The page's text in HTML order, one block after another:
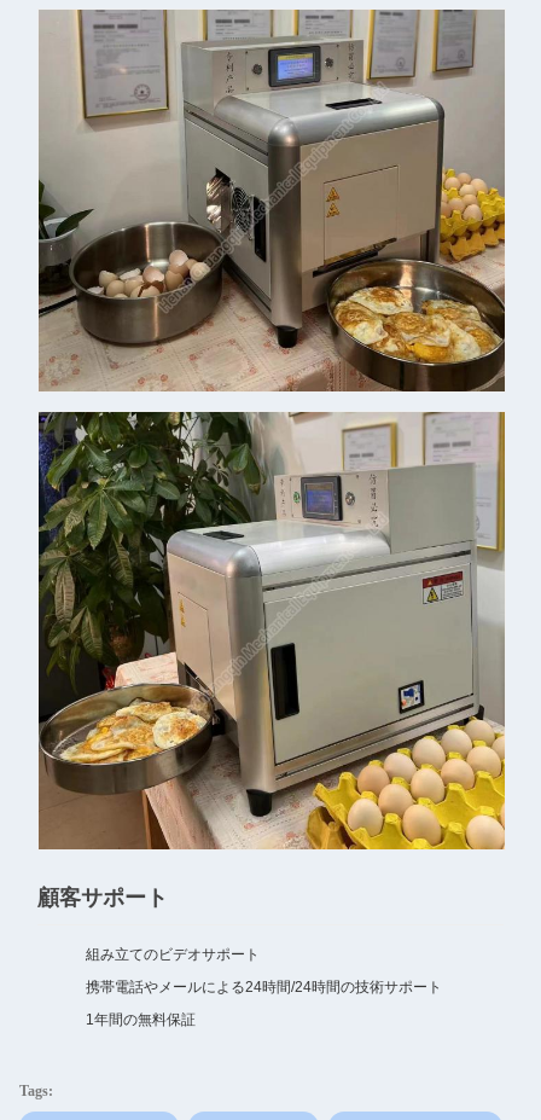
顧客サポート
組み立てのビデオサポート
携帯電話やメールによる24時間/24時間の技術サポート
1年間の無料保証
Tags: